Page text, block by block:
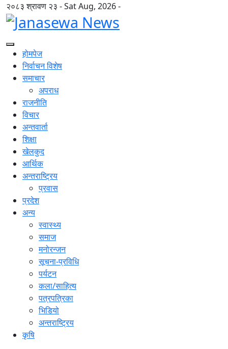
२०८३ श्रावण २३ - Sat Aug, 2026 -
होमपेज
निर्वाचन विशेष
समाचार
अपराध
राजनीति
विचार
अन्तवार्ता
शिक्षा
खेलकुद
आर्थिक
अन्तराष्ट्रिय
प्रवास
प्रदेश
अन्य
स्वास्थ्य
समाज
मनोरन्जन
सूचना-प्रविधि
पर्यटन
कला/साहित्य
पत्रपत्रिका
भिडियो
अन्तराष्ट्रिय
कृषि